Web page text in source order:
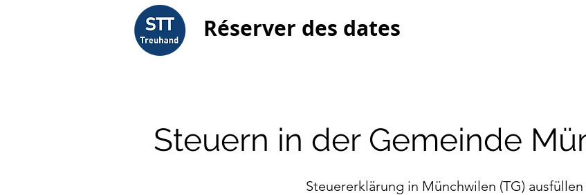
Réserver des dates
Steuern in der Gemeinde
Steuererklärung in Münchwilen (TG) ausfüllen